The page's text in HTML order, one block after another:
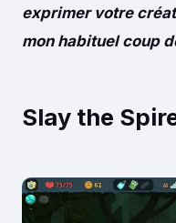
exprimer votre
mon habituel coup
Slay the